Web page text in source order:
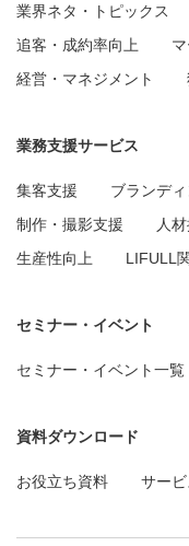
業界ネタ・トピックス
追客・成約率向上
経営・マネジメント
業務支援サービス
集客支援 ブランデ
制作・撮影支援
人
生産性向上
LIFULL
セミナー・イベント
セミナー・イベント一覧
資料ダウンロード
お役立ち資料 サー